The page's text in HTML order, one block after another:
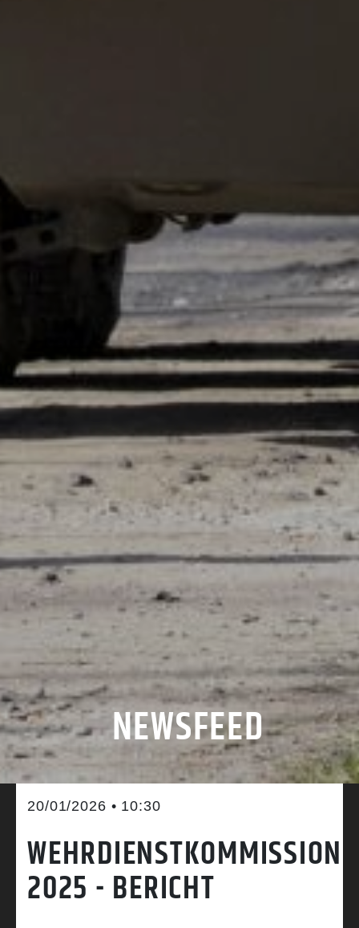
NEWSFEED
20/01/2026 • 10:30
WEHRDIENSTKOMMISSION
2025 - BERICHT